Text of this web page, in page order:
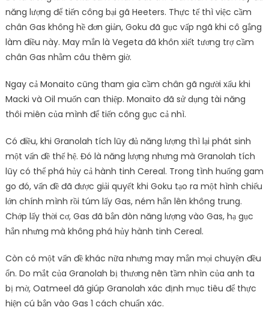
năng lượng để tiến công bại gã Heeters. Thực tế thì việc cầm
chân Gas không hề đơn giản, Goku đã gục vấp ngã khi cô gắng
làm điều này. May mắn là Vegeta đã khôn xiết tương trợ cầm
chân Gas nhằm câu thêm giờ.
Ngay cả Monaito cũng tham gia cầm chân gã người xấu khi
Macki và Oil muốn can thiệp. Monaito đã sử dụng tài năng
thôi miên của mình để tiến công gục cả nhì.
Có điều, khi Granolah tích lũy đủ năng lượng thì lại phát sinh
một vấn đề thế hệ. Đó là năng lượng nhưng mà Granolah tích
lũy có thể phá hủy cả hành tinh Cereal. Trong tình huống gam
go đó, vấn đề đã được giải quyết khi Goku tạo ra một hình chiếu
lớn chính mình rồi túm lấy Gas, ném hắn lên không trung.
Chớp lấy thời cơ, Gas đã bắn đòn năng lượng vào Gas, hạ gục
hắn nhưng mà không phá hủy hành tinh Cereal.
Còn có một vấn đề khác nữa nhưng may mắn mọi chuyện đều
ổn. Do mắt của Granolah bị thương nên tầm nhìn của anh ta
bị mờ, Oatmeel đã giúp Granolah xác định mục tiêu để thực
hiện cú bắn vào Gas 1 cách chuẩn xác.